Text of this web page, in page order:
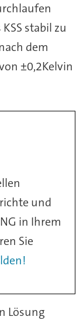
stabil zu
dem
±0,2Kelvin
und
in Ihrem
Sie
Lösung